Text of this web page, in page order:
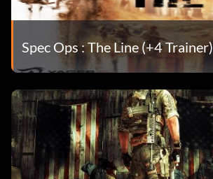
Spec Ops : The Line (+4 Trainer)